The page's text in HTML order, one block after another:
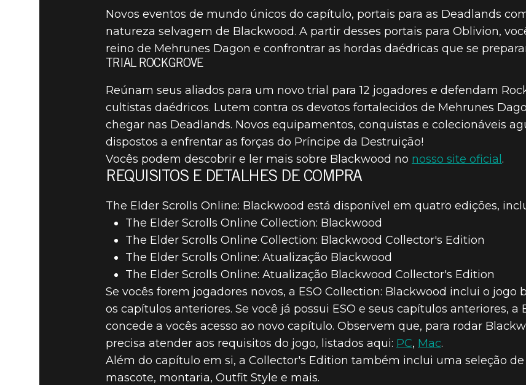
Novos eventos de mundo únicos do capítulo, portais para as Deadlands
natureza selvagem de Blackwood. A partir desses portais para Oblivion,
reino de Mehrunes Dagon e confrontrar as hordas daédricas que se
TRIAL ROCKGROVE
Reúnam seus aliados para um novo trial para 12 jogadores e defendam
cultistas daédricos. Lutem contra os devotos fortalecidos de Mehrunes
chegar nas Deadlands. Novos equipamentos, conquistas e colecionáveis
dispostos a enfrentar as forças do Príncipe da Destruição!
Vocês podem descobrir e ler mais sobre Blackwood no nosso site oficial.
REQUISITOS E DETALHES DE COMPRA
The Elder Scrolls Online: Blackwood está disponível em quatro edições,
The Elder Scrolls Online Collection: Blackwood
The Elder Scrolls Online Collection: Blackwood Collector's Edition
The Elder Scrolls Online: Atualização Blackwood
The Elder Scrolls Online: Atualização Blackwood Collector's Edition
Se vocês forem jogadores novos, a ESO Collection: Blackwood inclui o jogo
os capítulos anteriores. Se você já possui ESO e seus capítulos anteriores, a
concede a vocês acesso ao novo capítulo. Observem que, para rodar
precisa atender aos requisitos do jogo, listados aqui: PC, Mac.
Além do capítulo em si, a Collector's Edition também inclui uma seleção
mascote, montaria, Outfit Style e mais.